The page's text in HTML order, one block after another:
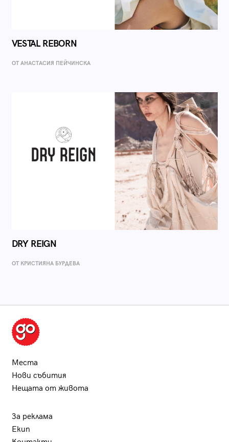
VESTAL REBORN
ОТ AНАСТАСИЯ ПЕЙЧИНСКА
DRY REIGN
ОТ КРИСТИЯНА БУРДЕВА
Места
Нови събития
Нещата от живота
За реклама
Екип